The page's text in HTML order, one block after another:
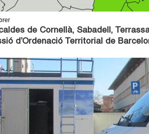
de Cornellà, Sabadell,
d’Ordenació Territorial de